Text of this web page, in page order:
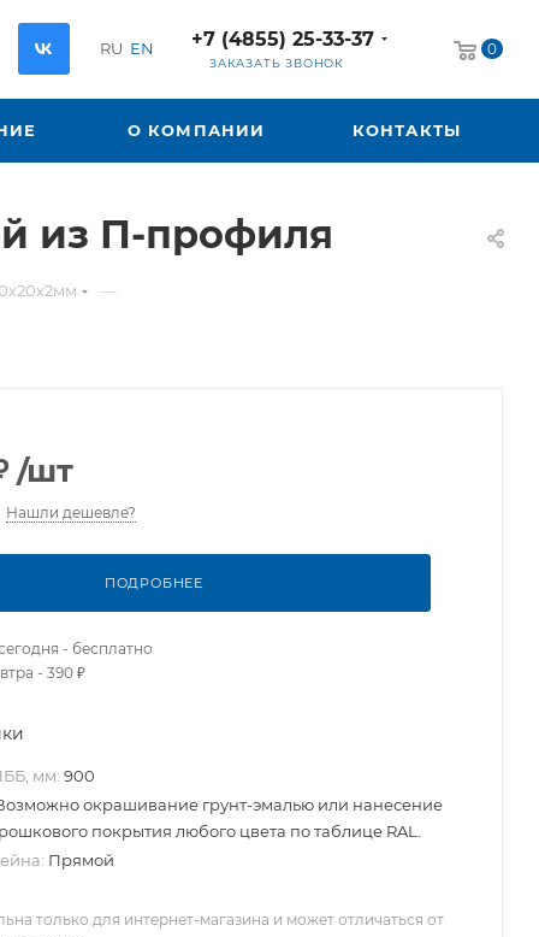
RU EN +7 (4855) 25-33-37
ЗАКАЗАТЬ ЗВОНОК
0
О КОМПАНИИ КОНТАКТЫ
из П-профиля
—
/шт
Нашли дешевле?
ПОДРОБНЕЕ
- бесплатно
- 390 ₽
мм: 900
окрашивание грунт-эмалью или нанесение
покрытия любого цвета по таблице RAL.
Прямой
только для интернет-магазина и может отличаться от